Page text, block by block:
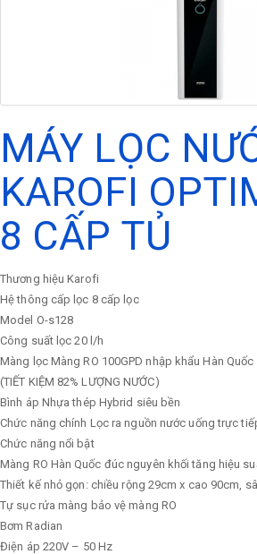
MÁY LỌC
KAROFI
8 CẤP TỦ
Thương hiệu Karofi
Hệ thông cấp lọc 8 cấp lọc
Model O-s128
Công suất lọc 20 l/h
Màng lọc Màng RO 100GPD nhập khẩu Hàn Quốc
(TIẾT KIỆM 82% LƯỢNG NƯỚC)
Bình áp Nhựa thép Hybrid siêu bền
Chức năng chính Lọc ra nguồn nước uống trực
Chức năng nổi bật
Màng RO Hàn Quốc đúc nguyên khối tăng hiệu
Thiết kế nhỏ gọn: chiều rộng 29cm x cao 90cm,
Tự sục rửa màng bảo vệ màng RO
Bơm Radian
Điện áp 220V – 50 Hz